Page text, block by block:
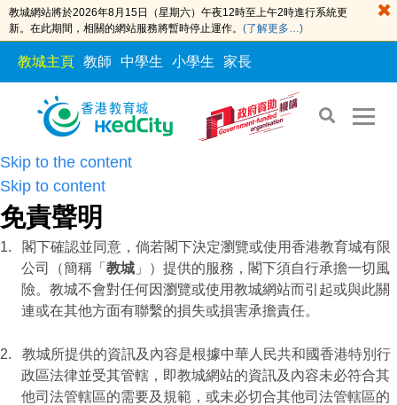
教城網站將於2026年8月15日（星期六）午夜12時至上午2時進行系統更
新。在此期間，相關的網站服務將暫時停止運作。 (了解更多…)
教城主頁 教師 中學生 小學生 家長
Skip to the content
Skip to content
免責聲明
1.
閣下確認並同意，倘若閣下決定瀏覽或使用香港教育城有限
公司（簡稱「 教城 」）提供的服務，閣下須自行承擔一切風
險。教城不會對任何因瀏覽或使用教城網站而引起或與此關
連或在其他方面有聯繫的損失或損害承擔責任。
2.
教城所提供的資訊及內容是根據中華人民共和國香港特別行
政區法律並受其管轄，即教城網站的資訊及內容未必符合其
他司法管轄區的需要及規範，或未必切合其他司法管轄區的